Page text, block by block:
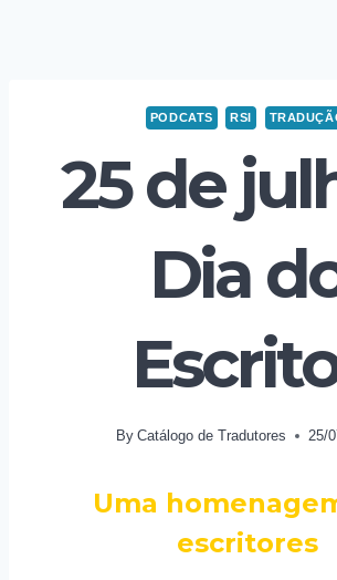
PODCATS RSI
25 de
Dia
By Catálogo de Tradutores 25/
Uma
escritores